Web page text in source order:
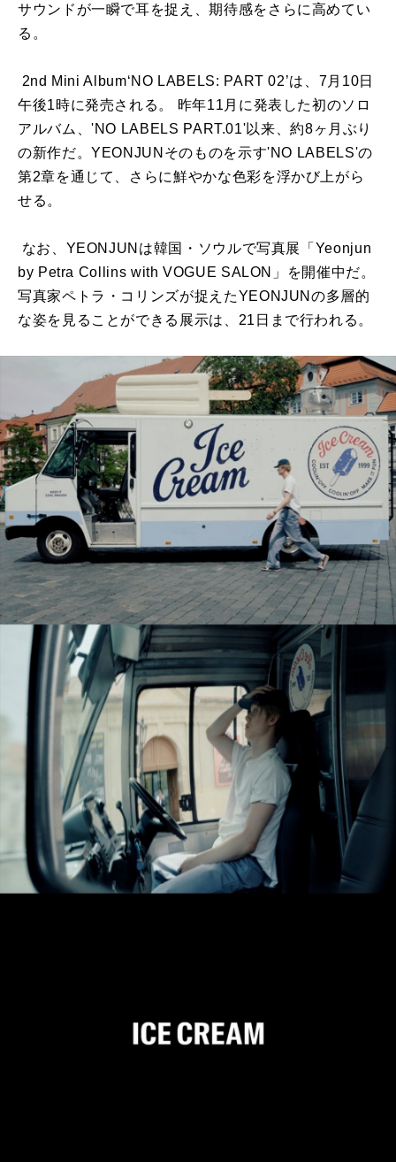
サウンドが一瞬で耳を捉え、期待感をさらに高めてい
る。
2nd Mini Album‘NO LABELS: PART 02’は、7月10日
午後1時に発売される。 昨年11月に発表した初のソロ
アルバム、'NO LABELS PART.01'以来、約8ヶ月ぶり
の新作だ。YEONJUNそのものを示す'NO LABELS'の
第2章を通じて、さらに鮮やかな色彩を浮かび上がら
せる。
なお、YEONJUNは韓国・ソウルで写真展「Yeonjun
by Petra Collins with VOGUE SALON」を開催中だ。
写真家ペトラ・コリンズが捉えたYEONJUNの多層的
な姿を見ることができる展示は、21日まで行われる。